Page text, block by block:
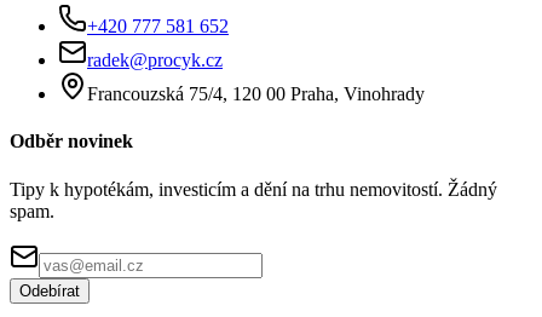
+420 777 581 652
radek@procyk.cz
Francouzská 75/4, 120 00 Praha, Vinohrady
Odběr novinek
Tipy k hypotékám, investicím a dění na trhu nemovitostí. Žádný
spam.
Odebírat